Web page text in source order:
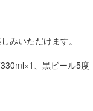
みいただけます。
、黒ビール5度